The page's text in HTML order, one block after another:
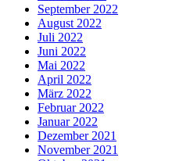
September 2022
August 2022
Juli 2022
Juni 2022
Mai 2022
April 2022
März 2022
Februar 2022
Januar 2022
Dezember 2021
November 2021